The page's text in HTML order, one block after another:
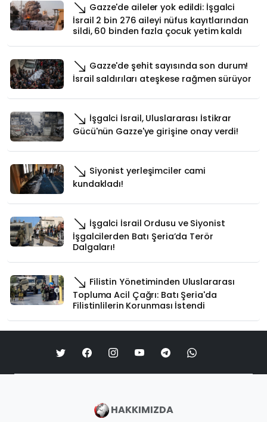
Gazze'de aileler yok edildi: İşgalci
İsrail 2 bin 276 aileyi nüfus kayıtlarından
sildi, 60 binden fazla çocuk yetim kaldı
Gazze'de şehit sayısında son durum!
İsrail saldırıları ateşkese rağmen sürüyor
İşgalci İsrail, Uluslararası İstikrar
Gücü'nün Gazze'ye girişine onay verdi!
Siyonist yerleşimciler cami
kundakladı!
İşgalci İsrail Ordusu ve Siyonist
İşgalcilerden Batı Şeria’da Terör
Dalgaları!
Filistin Yönetiminden Uluslararası
Topluma Acil Çağrı: Batı Şeria'da
Filistinlilerin Korunması İstendi
HAKKIMIZDA